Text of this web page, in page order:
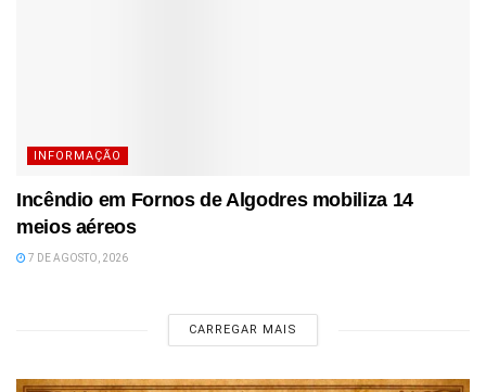
INFORMAÇÃO
Incêndio em Fornos de Algodres mobiliza 14
meios aéreos
7 DE AGOSTO, 2026
CARREGAR MAIS